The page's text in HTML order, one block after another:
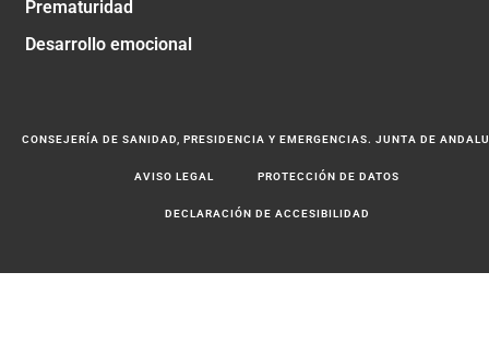
Prematuridad
Desarrollo emocional
CONSEJERÍA DE SANIDAD, PRESIDENCIA Y EMERGENCIAS. JUNTA DE
AVISO LEGAL PROTECCIÓN DE DATOS
DECLARACIÓN DE ACCESIBILIDAD